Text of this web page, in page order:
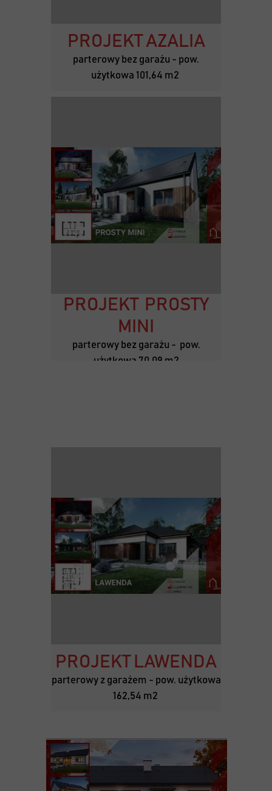
PROJEKT AZALIA
parterowy bez garażu - pow.
użytkowa 101,64 m2
PROJEKT PROSTY
MINI
parterowy bez garażu - pow.
użytkowa 70,09 m2
PROJEKT LAWENDA
parterowy z garażem - pow. użytkowa
162,54 m2